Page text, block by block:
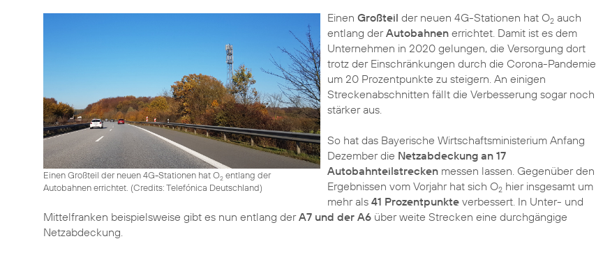
Einen Großteil der neuen 4G-Stationen hat O2 entlang der
Autobahnen errichtet. (Credits: Telefónica Deutschland)
Einen Großteil der neuen 4G-Stationen hat O2auch
entlang derAutobahnenerrichtet. Damit ist es dem
Unternehmen in 2020 gelungen, die Versorgung dort
trotz der Einschränkungen durch die Corona-Pandemie
um 20 Prozentpunkte zu steigern. An einigen
Streckenabschnitten fällt die Verbesserung sogar noch
stärker aus.
So hat das Bayerische Wirtschaftsministerium Anfang
Dezember die Netzabdeckung an 17
Autobahnteilstreckenmessen lassen. Gegenüber den
Ergebnissen vom Vorjahr hat sich O2hier insgesamt um
mehr als 41 Prozentpunkteverbessert. In Unter- und
Mittelfranken beispielsweise gibt es nun entlang derA7 und der A6 über weite Strecken eine durchgängige
Netzabdeckung.